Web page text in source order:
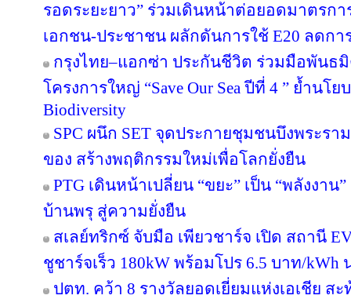
รอดระยะยาว” ร่วมเดินหน้าต่อยอดมาตรก
เอกชน-ประชาชน ผลักดันการใช้ E20 ลดกา
กรุงไทย–แอกซ่า ประกันชีวิต ร่วมมือพันธ
โครงการใหญ่ “Save Our Sea ปีที่ 4 ” ย้ำนโ
Biodiversity
SPC ผนึก SET จุดประกายชุมชนบึงพระร
ของ สร้างพฤติกรรมใหม่เพื่อโลกยั่งยืน
PTG เดินหน้าเปลี่ยน “ขยะ” เป็น “พลังง
บ้านพรุ สู่ความยั่งยืน
สเลย์ทริกซ์ จับมือ เพียวชาร์จ เปิด สถานี
ชูชาร์จเร็ว 180kW พร้อมโปร 6.5 บาท/kWh
ปตท. คว้า 8 รางวัลยอดเยี่ยมแห่งเอเชีย